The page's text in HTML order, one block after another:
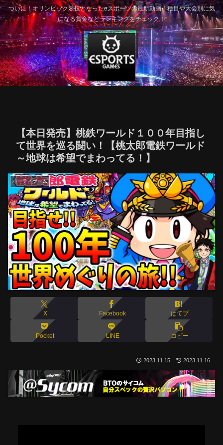
ついに！オリンピック競技となったeスポーツの最新動画！種目や大会別に気
になる賞金などランキングをチェック！
【本日発売】桃鉄ワールド１００年目指し
て世界を巡る闘い！【桃太郎電鉄ワールド
～地球は希望でまわってる！】
パーティゲーム
X Facebook はてブ
Pocket LINE コピー
2023.11.15 2023.11.16